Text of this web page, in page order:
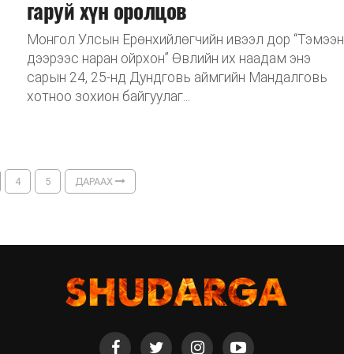
гаруй хүн оролцов
Монгол Улсын Ерөнхийлөгчийн ивээл дор “Тэмээн
дээрээс наран ойрхон” Өвлийн их наадам энэ
сарын 24, 25-нд Дундговь аймгийн Мандалговь
хотноо зохион байгуулаг...
4 5 ДАРААХ